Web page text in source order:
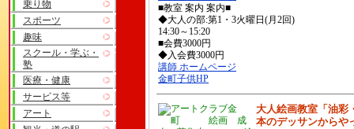
乗り物
スポーツ
趣味
スクール・学ぶ・
塾
医療・健康
サービス等
アート
■教室 案内 案内■
◆大人の部:第1・3火曜日(月2回)
14:30～15:20
■会費3000円
◆入会費3000円
講師 ホームページ
金町子供HP
大人絵画教室「油彩
本のデッサンから